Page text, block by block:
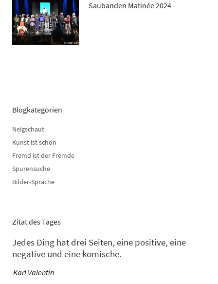
Saubanden Matinée 2024
Blogkategorien
Neigschaut
Kunst ist schön
Fremd ist der Fremde
Spurensuche
Bilder-Sprache
Zitat des Tages
Jedes Ding hat drei Seiten, eine positive, eine
negative und eine komische.
—
Karl Valentin